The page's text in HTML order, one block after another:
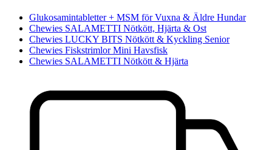
Glukosamintabletter + MSM för Vuxna & Äldre Hundar
Chewies SALAMETTI Nötkött, Hjärta & Ost
Chewies LUCKY BITS Nötkött & Kyckling Senior
Chewies Fiskstrimlor Mini Havsfisk
Chewies SALAMETTI Nötkött & Hjärta